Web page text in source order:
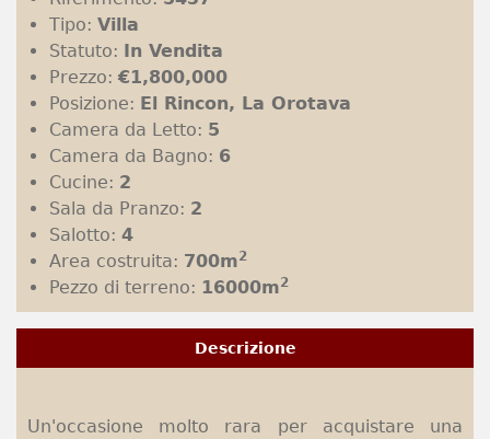
Tipo: Villa
Statuto:
In Vendita
Prezzo: €1,800,000
Posizione: El Rincon, La Orotava
Camera da Letto: 5
Camera da Bagno: 6
Cucine: 2
Sala da Pranzo: 2
Salotto: 4
Area costruita: 700m2
Pezzo di terreno: 16000m2
Descrizione
Un'occasione molto rara per acquistare una